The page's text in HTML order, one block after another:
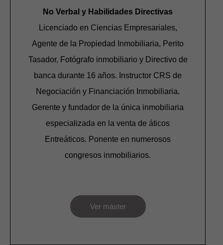
No Verbal y Habilidades Directivas
Licenciado en Ciencias Empresariales,
Agente de la Propiedad Inmobiliaria, Perito
Tasador, Fotógrafo inmobiliario y Directivo de
banca durante 16 años. Instructor CRS de
Negociación y Financiación Inmobiliaria.
Gerente y fundador de la única inmobiliaria
especializada en la venta de áticos
Entreáticos. Ponente en numerosos
congresos inmobiliarios.
Ver máster